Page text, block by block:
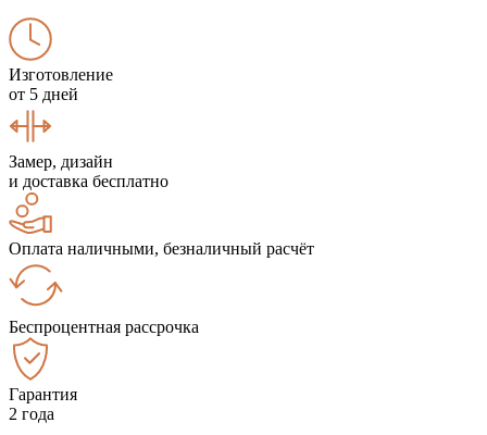
Изготовление
от 5 дней
Замер, дизайн
и доставка бесплатно
Оплата наличными, безналичный расчёт
Беспроцентная рассрочка
Гарантия
2 года